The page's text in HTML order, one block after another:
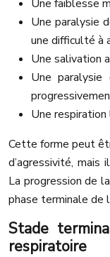
Une faiblesse
Une paralysie
une difficulté à
Une salivation
Une paralysie
Une
Cette forme peut
d’agressivité,
La progression de
phase terminale de
Stade
respiratoire